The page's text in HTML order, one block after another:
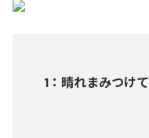
1 ： 晴れまみつけて